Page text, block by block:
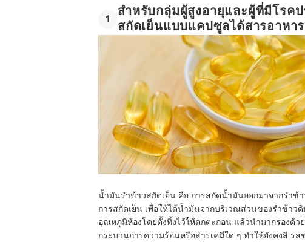
1
สำหรับกลุ่มผู้สูงอายุและผู้ที่มีโรค
สกัดเย็นแบบแคปซูลได้สารอาหา
น้ำมันรำข้าวสกัดเย็น คือ การสกัดน้ำมันออกมาจากรำข้
การสกัดเย็น เพื่อให้ได้น้ำมันจากบริเวณส่วนของรำข้า
อุณหภูมิห้องโดยตั้งทิ้งไว้ให้ตกตะกอน แล้วนำมากรองด้
กระบวนการความร้อนหรือสารเคมีใด ๆ ทำให้ยังคงสี ร